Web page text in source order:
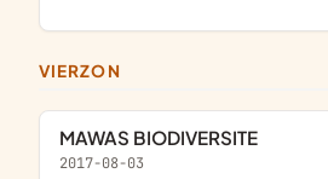
VIERZON
MAWAS BIODIVERSITE
2017-08-03